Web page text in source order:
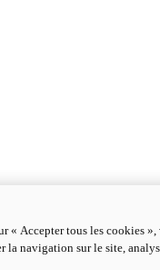
« Accepter tous les cookies
la navigation sur le site,